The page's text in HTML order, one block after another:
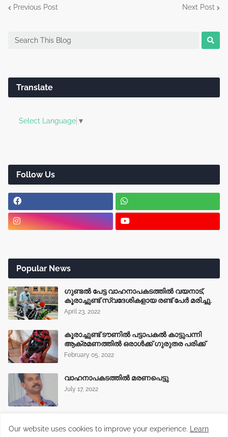
Previous Post Next Post
Translate
Select Language ▼
Follow Us
Popular News
ഗുണ്ടൽ പേട്ട വാഹനാപകടത്തിൽ വയനാട്,
കൂരാച്ചുണ്ട് സ്വദേശികളായ രണ്ട് പേർ മരിച്ചു.
April 23, 2022
കൂരാച്ചുണ്ട് ടൗണിൽ പട്ടാപകൽ കാട്ടുപന്നി
ആക്രമണത്തിൽ ഒരാൾക്ക് ഗുരുതര പരിക്ക്
February 05, 2022
വാഹനാപകടത്തിൽ മരണപെട്ടു
July 17, 2022
ദാരുണാന്ത്യം.
Our website uses cookies to improve your experience.
Learn